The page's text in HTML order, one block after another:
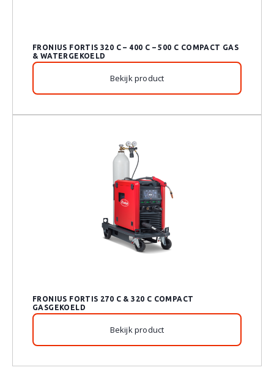
FRONIUS FORTIS 320 C – 400 C – 500 C COMPACT GAS
& WATERGEKOELD
Bekijk product
FRONIUS FORTIS 270 C & 320 C COMPACT
GASGEKOELD
Bekijk product